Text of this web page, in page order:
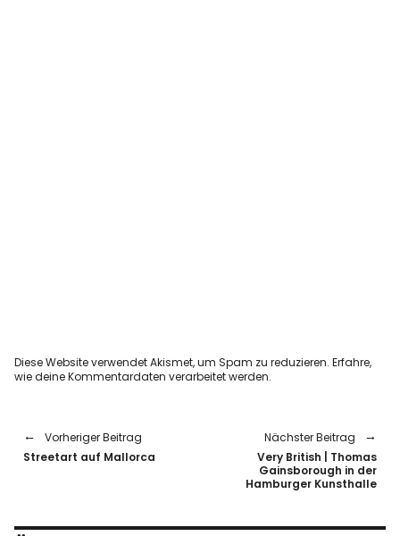
Diese Website verwendet Akismet, um Spam zu reduzieren.Erfahre,
wie deine Kommentardaten verarbeitet werden.
Vorheriger Beitrag
Streetart auf Mallorca
Nächster Beitrag
Very British | Thomas
Gainsborough in der
Hamburger Kunsthalle